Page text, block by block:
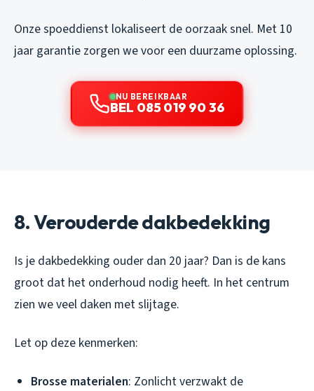
Onze spoeddienst lokaliseert de oorzaak snel. Met 10
jaar garantie zorgen we voor een duurzame oplossing.
NU BEREIKBAAR
BEL 085 019 90 36
8. Verouderde dakbedekking
Is je dakbedekking ouder dan 20 jaar? Dan is de kans
groot dat het onderhoud nodig heeft. In het centrum
zien we veel daken met slijtage.
Let op deze kenmerken:
Brosse materialen: Zonlicht verzwakt de